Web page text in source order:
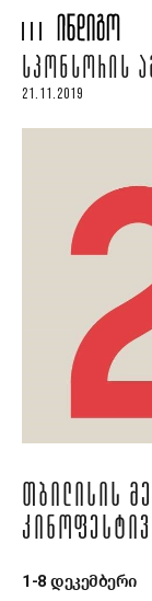
ᲡᲞᲝᲜᲡᲝᲠᲘᲡ
21.11.2019
ᲗᲑᲘᲚᲘᲡᲘᲡ
1-8 დეკემბერი